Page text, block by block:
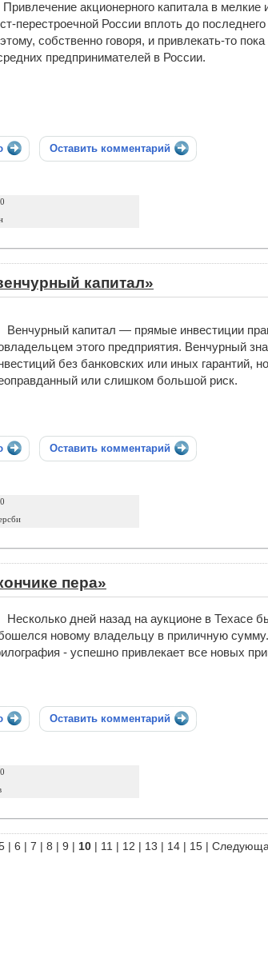
Привлечение акционерного капитала в
перестроечной России вплоть до
собственно говоря, и привлекать-то
предпринимателей в России.
Оставить комментарий
капитал»
Венчурный капитал — прямые инвестиции
этого предприятия. Венчурный
без банковских или иных гарантий,
или слишком большой риск.
Оставить комментарий
пера»
Несколько дней назад на аукционе в Техасе
новому владельцу в приличную сумму.
- успешно привлекает все новых
Оставить комментарий
| 6 | 7 | 8 | 9 | 10 | 11 | 12 | 13 | 14 | 15 |